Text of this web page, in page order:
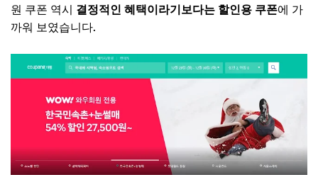
원 쿠폰 역시 결정적인 혜택이라기보다는 할인용 쿠폰에 가
까워 보였습니다.